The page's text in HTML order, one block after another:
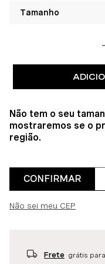
Não tem o seu
mostraremos se o
região.
CONFIRMAR
Não sei meu CEP
Frete grátis